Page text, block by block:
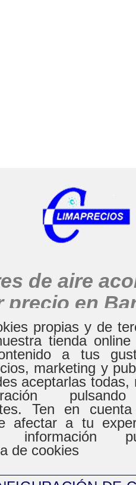
de aire
precio en
9:00h
propias y de
tienda
a tus
marketing y
aceptarlas todas,
Ten en
afectar a tu
de cookies